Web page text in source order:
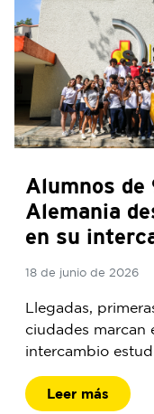
Alumnos de
Alemania
en su
18 de junio de 2026
Llegadas,
ciudades marcan
intercambio
Leer más